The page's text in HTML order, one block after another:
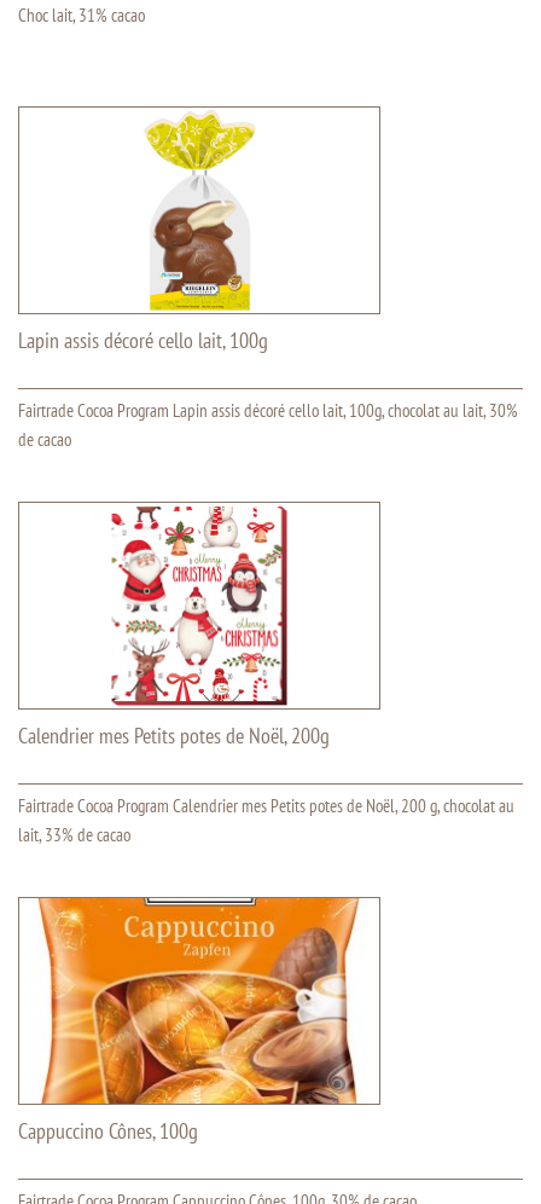
Choc lait, 31% cacao
Lapin assis décoré cello lait, 100g
Fairtrade Cocoa Program Lapin assis décoré cello lait, 100g, chocolat au lait, 30%
de cacao
Calendrier mes Petits potes de Noël, 200g
Fairtrade Cocoa Program Calendrier mes Petits potes de Noël, 200 g, chocolat au
lait, 33% de cacao
Cappuccino Cônes, 100g